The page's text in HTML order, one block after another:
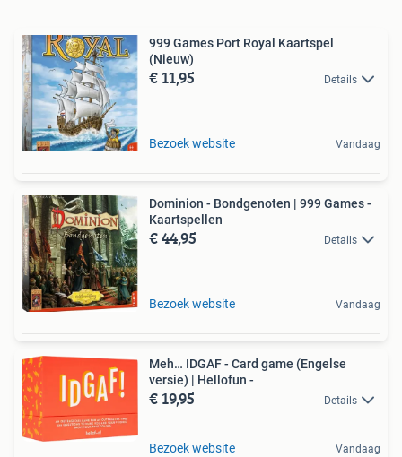
999 Games Port Royal Kaartspel
(Nieuw)
€ 11,95 Details
Bezoek website Vandaag
Dominion - Bondgenoten | 999 Games -
Kaartspellen
€ 44,95 Details
Bezoek website Vandaag
Meh… IDGAF - Card game (Engelse
versie) | Hellofun -
€ 19,95 Details
Bezoek website Vandaag